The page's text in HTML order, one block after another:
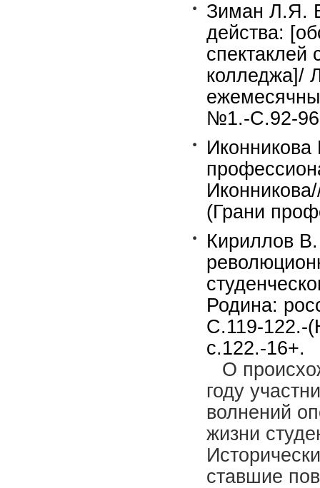
Зиман Л.Я.
действа:
спектаклей
колледжа]/
№1.-С.92-
(Грани
Кириллов
Родина:
С.119-122.-
с.122.-16+.
О
году
волнений
жизни
ставшие